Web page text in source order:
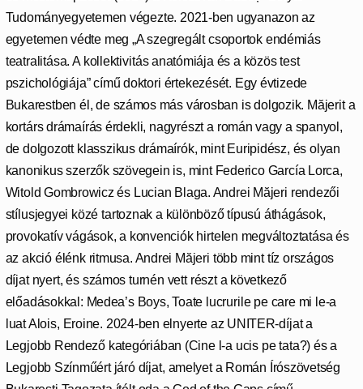
Tudományegyetemen végezte. 2021-ben ugyanazon az
egyetemen védte meg „A szegregált csoportok endémiás
teatralitása. A kollektivitás anatómiája és a közös test
pszichológiája” című doktori értekezését. Egy évtizede
Bukarestben él, de számos más városban is dolgozik. Măjerit a
kortárs drámaírás érdekli, nagyrészt a román vagy a spanyol,
de dolgozott klasszikus drámaírók, mint Euripidész, és olyan
kanonikus szerzők szövegein is, mint Federico García Lorca,
Witold Gombrowicz és Lucian Blaga. Andrei Măjeri rendezői
stílusjegyei közé tartoznak a különböző típusú áthágások,
provokatív vágások, a konvenciók hirtelen megváltoztatása és
az akció élénk ritmusa. Andrei Măjeri több mint tíz országos
díjat nyert, és számos turnén vett részt a következő
előadásokkal: Medea’s Boys, Toate lucrurile pe care mi le-a
luat Alois, Eroine. 2024-ben elnyerte az UNITER-díjat a
Legjobb Rendező kategóriában (Cine l-a ucis pe tata?) és a
Legjobb Színműért járó díjat, amelyet a Román Írószövetség